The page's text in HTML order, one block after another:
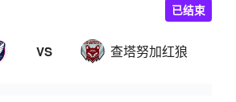
VS 查塔努加红狼
已结束